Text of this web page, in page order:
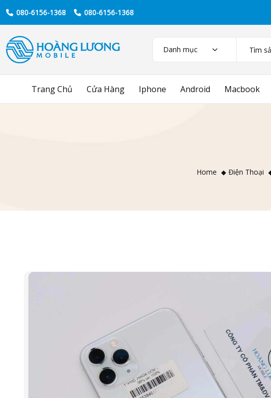
080-6156-1368 080-6156-1368
Danh mục
Trang Chủ Cửa Hàng Iphone Android Macbook
Home Điện Thoại